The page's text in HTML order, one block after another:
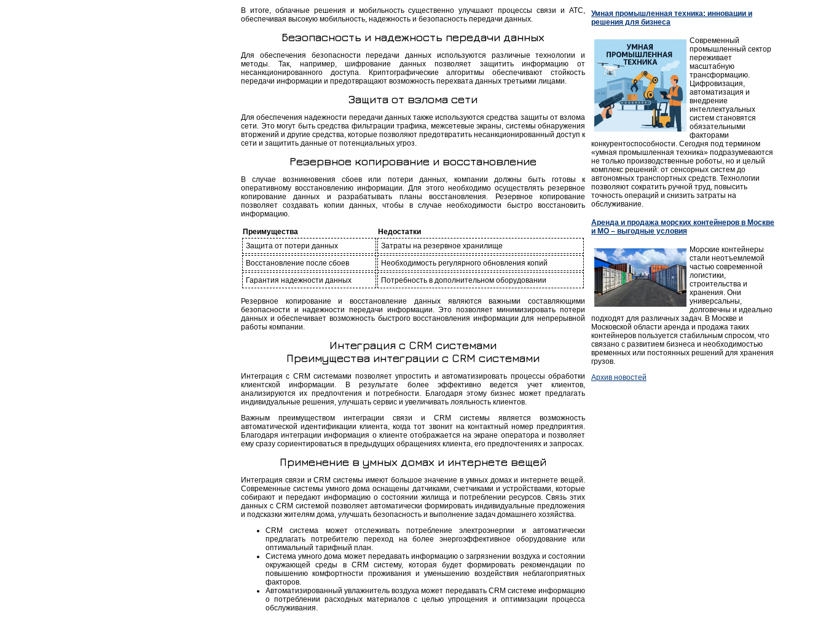
В итоге, облачные решения и мобильность существенно улучшают процессы связи и АТС,
обеспечивая высокую мобильность, надежность и безопасность передачи данных.
Безопасность и надежность передачи данных
Для обеспечения безопасности передачи данных используются различные технологии и
методы. Так, например, шифрование данных позволяет защитить информацию от
несанкционированного доступа. Криптографические алгоритмы обеспечивают стойкость
передачи информации и предотвращают возможность перехвата данных третьими лицами.
Защита от взлома сети
Для обеспечения надежности передачи данных также используются средства защиты от взлома
сети. Это могут быть средства фильтрации трафика, межсетевые экраны, системы обнаружения
вторжений и другие средства, которые позволяют предотвратить несанкционированный доступ к
сети и защитить данные от потенциальных угроз.
Резервное копирование и восстановление
В случае возникновения сбоев или потери данных, компании должны быть готовы к
оперативному восстановлению информации. Для этого необходимо осуществлять резервное
копирование данных и разрабатывать планы восстановления. Резервное копирование
позволяет создавать копии данных, чтобы в случае необходимости быстро восстановить
информацию.
Преимущества
Недостатки
Защита от потери данных
Затраты на резервное хранилище
Восстановление после сбоев
Необходимость регулярного обновления копий
Гарантия надежности данных
Потребность в дополнительном оборудовании
Резервное копирование и восстановление данных являются важными составляющими
безопасности и надежности передачи информации. Это позволяет минимизировать потери
данных и обеспечивает возможность быстрого восстановления информации для непрерывной
работы компании.
Интеграция с CRM системами
Преимущества интеграции с CRM системами
Интеграция с CRM системами позволяет упростить и автоматизировать процессы обработки
клиентской информации. В результате более эффективно ведется учет клиентов,
анализируются их предпочтения и потребности. Благодаря этому бизнес может предлагать
индивидуальные решения, улучшать сервис и увеличивать лояльность клиентов.
Важным преимуществом интеграции связи и CRM системы является возможность
автоматической идентификации клиента, когда тот звонит на контактный номер предприятия.
Благодаря интеграции информация о клиенте отображается на экране оператора и позволяет
ему сразу сориентироваться в предыдущих обращениях клиента, его предпочтениях и запросах.
Применение в умных домах и интернете вещей
Интеграция связи и CRM системы имеют большое значение в умных домах и интернете вещей.
Современные системы умного дома оснащены датчиками, счетчиками и устройствами, которые
собирают и передают информацию о состоянии жилища и потреблении ресурсов. Связь этих
данных с CRM системой позволяет автоматически формировать индивидуальные предложения
и подсказки жителям дома, улучшать безопасность и выполнение задач домашнего хозяйства.
CRM система может отслеживать потребление электроэнергии и автоматически
предлагать потребителю переход на более энергоэффективное оборудование или
оптимальный тарифный план.
Система умного дома может передавать информацию о загрязнении воздуха и состоянии
окружающей среды в CRM систему, которая будет формировать рекомендации по
повышению комфортности проживания и уменьшению воздействия неблагоприятных
факторов.
Автоматизированный увлажнитель воздуха может передавать CRM системе информацию
о потреблении расходных материалов с целью упрощения и оптимизации процесса
обслуживания.
Умная промышленная техника: инновации и
решения для бизнеса
Современный
промышленный сектор
переживает
масштабную
трансформацию.
Цифровизация,
автоматизация и
внедрение
интеллектуальных
систем становятся
обязательными
факторами
конкурентоспособности. Сегодня под термином
«умная промышленная техника» подразумеваются
не только производственные роботы, но и целый
комплекс решений: от сенсорных систем до
автономных транспортных средств. Технологии
позволяют сократить ручной труд, повысить
точность операций и снизить затраты на
обслуживание.
Аренда и продажа морских контейнеров в Москве
и МО – выгодные условия
Морские контейнеры
стали неотъемлемой
частью современной
логистики,
строительства и
хранения. Они
универсальны,
долговечны и идеально
подходят для различных задач. В Москве и
Московской области аренда и продажа таких
контейнеров пользуется стабильным спросом, что
связано с развитием бизнеса и необходимостью
временных или постоянных решений для хранения
грузов.
Архив новостей